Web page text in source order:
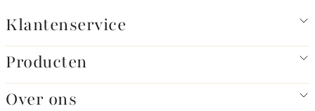
Klantenservice
Producten
Over ons